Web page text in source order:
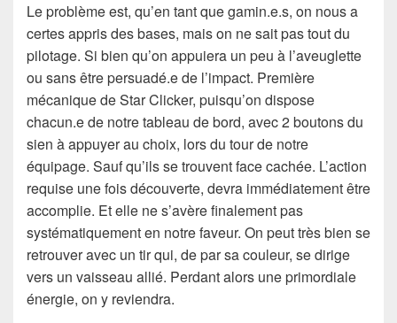
Le problème est, qu’en tant que gamin.e.s, on nous a
certes appris des bases, mais on ne sait pas tout du
pilotage. Si bien qu’on appuiera un peu à l’aveuglette
ou sans être persuadé.e de l’impact. Première
mécanique de Star Clicker, puisqu’on dispose
chacun.e de notre tableau de bord, avec 2 boutons du
sien à appuyer au choix, lors du tour de notre
équipage. Sauf qu’ils se trouvent face cachée. L’action
requise une fois découverte, devra immédiatement être
accomplie. Et elle ne s’avère finalement pas
systématiquement en notre faveur. On peut très bien se
retrouver avec un tir qui, de par sa couleur, se dirige
vers un vaisseau allié. Perdant alors une primordiale
énergie, on y reviendra.